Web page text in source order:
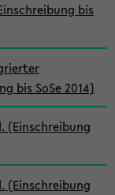
bis
bis SoSe 2014)
(Einschreibung
(Einschreibung